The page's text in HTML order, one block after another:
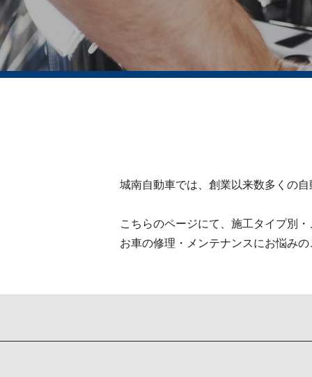
城南自動車では、創業以来数多くの自
こちらのページにて、施工タイプ別
お車の修理・メンテナンスにお悩み